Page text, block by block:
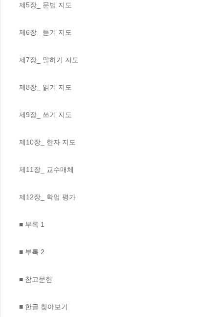
제5장_ 문법 지도
제6장_ 듣기 지도
제7장_ 말하기 지도
제8장_ 읽기 지도
제9장_ 쓰기 지도
제10장_ 한자 지도
제11장_ 교수매체
제12장_ 학업 평가
■ 부록 1
■ 부록 2
■ 참고문헌
■ 한글 찾아보기